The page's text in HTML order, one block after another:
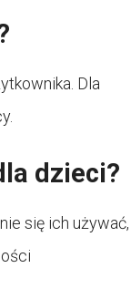
Dla
dzieci?
się ich używać,